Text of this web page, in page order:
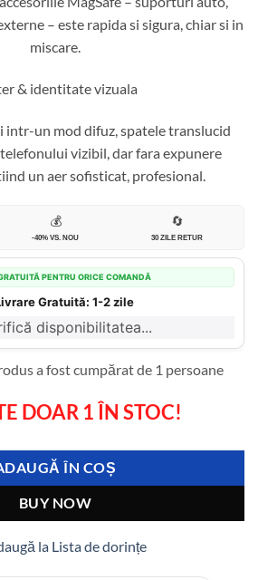
– este rapida si sigura, chiar si in
miscare.
& identitate vizuala
un mod difuz, spatele translucid
vizibil, dar fara expunere
un aer sofisticat, profesional.
💰
-40% VS. NOU
🔄
30 ZILE RETUR
PENTRU ORICE COMANDĂ
Gratuită: 1-2 zile
disponibilitatea...
a fost cumpărat de 1 persoane
DOAR 1 ÎN STOC!
ÎN COȘ
BUY NOW
la Lista de dorințe